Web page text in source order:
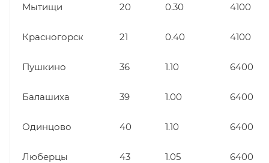
Мытищи 20 0.30 4100
Красногорск 21 0.40 4100
Пушкино 36 1.10 6400
Балашиха 39 1.00 6400
Одинцово 40 1.10 6400
Люберцы 43 1.05 6400